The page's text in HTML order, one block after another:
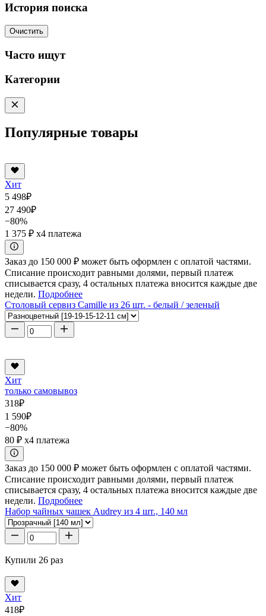
История поиска
Очистить
Часто ищут
Категории
Популярные товары
Хит
5 498₽
27 490₽
−80%
1 375 ₽ x4 платежа
Заказ до 150 000 ₽ может быть оформлен с оплатой частями.
Списание происходит равными долями, первый платеж
списывается сразу, 4 остальных платежа вносится каждые две
недели. Подробнее
Столовый сервиз Camille из 26 шт. - белый / зеленый
Хит
только самовывоз
318₽
1 590₽
−80%
80 ₽ x4 платежа
Заказ до 150 000 ₽ может быть оформлен с оплатой частями.
Списание происходит равными долями, первый платеж
списывается сразу, 4 остальных платежа вносится каждые две
недели. Подробнее
Набор чайных чашек Audrey из 4 шт., 140 мл
Купили 26 раз
Хит
418₽